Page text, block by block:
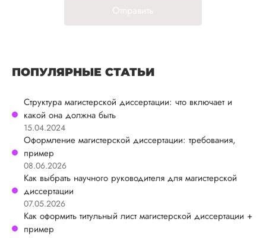
Отправить
ПОПУЛЯРНЫЕ СТАТЬИ
Структура магистерской диссертации: что включает и
какой она должна быть
15.04.2024
Оформление магистерской диссертации: требования,
пример
08.06.2026
Как выбрать научного руководителя для магистерской
диссертации
07.05.2026
Как оформить титульный лист магистерской диссертации +
пример